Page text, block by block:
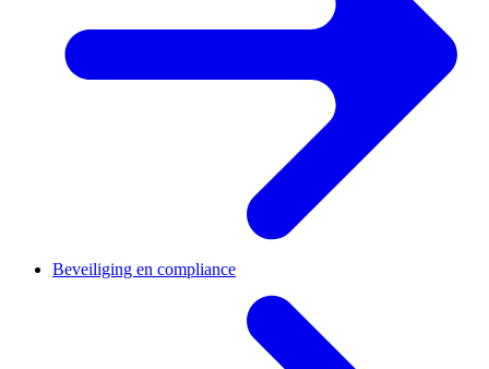
Beveiliging en compliance